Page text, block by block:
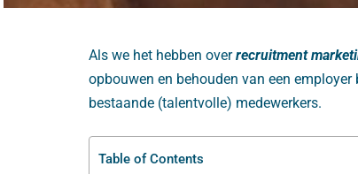
Als we het hebben overrecruitment
opbouwen en behouden van een
bestaande (talentvolle) medewerkers.
Table of Contents